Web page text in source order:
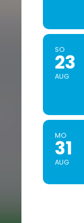
SO
23
AUG
MO
31
AUG